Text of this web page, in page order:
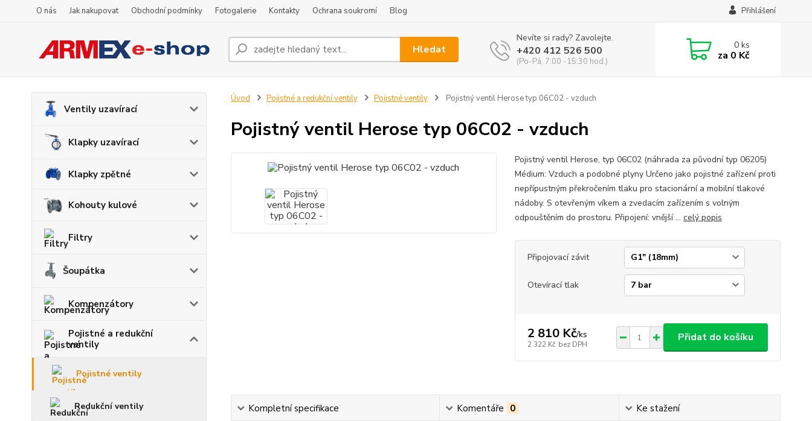
O nás Jak nakupovat Obchodní podmínky Fotogalerie Kontakty Ochrana soukromí Blog Přihlášení
Hledat
Nevíte si rady? Zavolejte.
+420 412 526 500
(Po-Pá, 7:00 -15:30 hod.)
0ks
za 0 Kč
Ventily uzavírací
Klapky uzavírací
Klapky zpětné
Kohouty kulové
Filtry
Šoupátka
Kompenzátory
Pojistné a redukční
ventily
Pojistné ventily
Redukční ventily
Úvod Pojistné a redukční ventily Pojistné ventily Pojistný ventil Herose typ 06C02 - vzduch
Pojistný ventil Herose typ 06C02 - vzduch
Pojistný ventil Herose, typ 06C02 (náhrada za původní typ 06205)
Médium: Vzduch a podobné plyny Určeno jako pojistné zařízení proti
nepřípustným překročením tlaku pro stacionární a mobilní tlakové
nádoby. S otevřeným víkem a zvedacím zařízením s volným
odpouštěním do prostoru. Připojení: vnější ... celý popis
Připojovací závit
Otevírací tlak
2 810 Kč/ks
2 322 Kč bez DPH
Přidat do košíku
Kompletní specifikace Komentáře 0 Ke stažení